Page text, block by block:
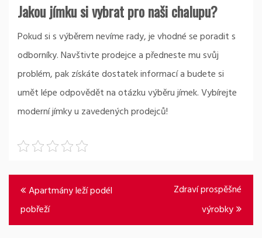
Jakou jímku si vybrat pro naši chalupu?
Pokud si s výběrem nevíme rady, je vhodné se poradit s
odborníky. Navštivte prodejce a předneste mu svůj
problém, pak získáte dostatek informací a budete si
umět lépe odpovědět na otázku výběru jímek. Vybírejte
moderní jímky u zavedených prodejců!
Navigace
pro
příspěvek
Apartmány leží podél
pobřeží
Zdraví prospěšné
výrobky